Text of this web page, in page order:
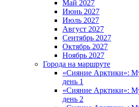
Май 2027
Июнь 2027
Июль 2027
Август 2027
Сентябрь 2027
Октябрь 2027
Ноябрь 2027
Города на маршруте
«Сияние Арктики»:
день 1
«Сияние Арктики»:
день 2